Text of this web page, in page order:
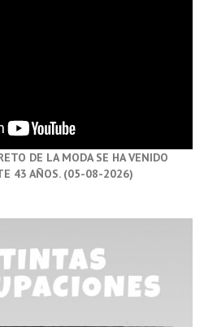
DE LA MODA SE HA VENIDO
43 AÑOS. (05-08-2026)